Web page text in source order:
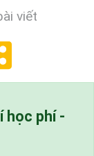
viết
học phí -